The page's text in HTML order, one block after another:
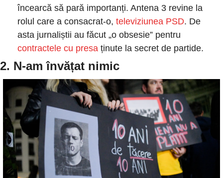
încearcă să pară importanți. Antena 3 revine la
rolul care a consacrat-o, televiziunea PSD. De
asta jurnaliștii au făcut „o obsesie” pentru
contractele cu presa ținute la secret de partide.
2. N-am învățat nimic